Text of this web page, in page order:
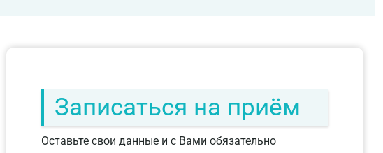
Записаться на приём
Оставьте свои данные и с Вами обязательно